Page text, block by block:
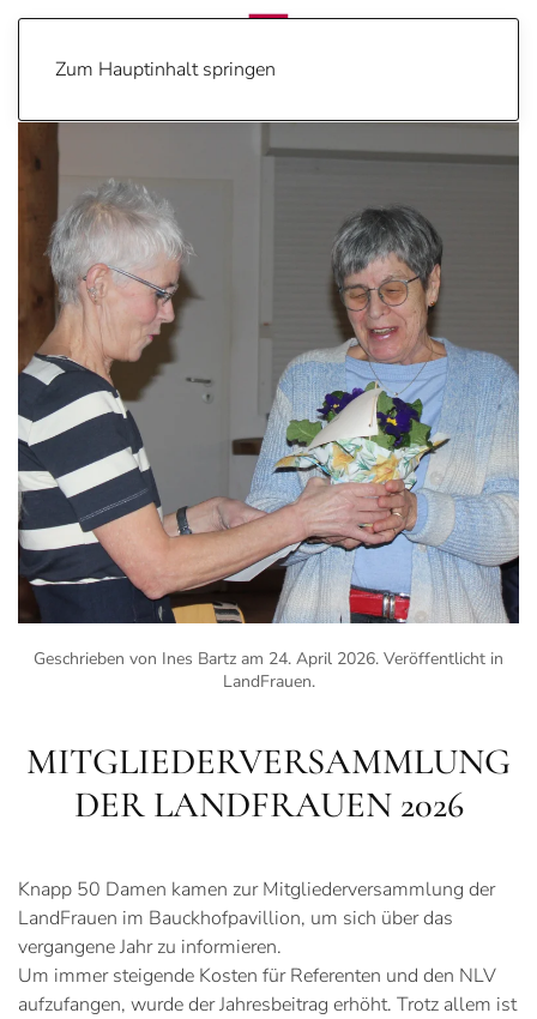
Zum Hauptinhalt springen
Geschrieben von Ines Bartz am 24. April 2026. Veröffentlicht in
LandFrauen.
MITGLIEDERVERSAMMLUNG
DER LANDFRAUEN 2026
Knapp 50 Damen kamen zur Mitgliederversammlung der
LandFrauen im Bauckhofpavillion, um sich über das
vergangene Jahr zu informieren.
Um immer steigende Kosten für Referenten und den NLV
aufzufangen, wurde der Jahresbeitrag erhöht. Trotz allem ist